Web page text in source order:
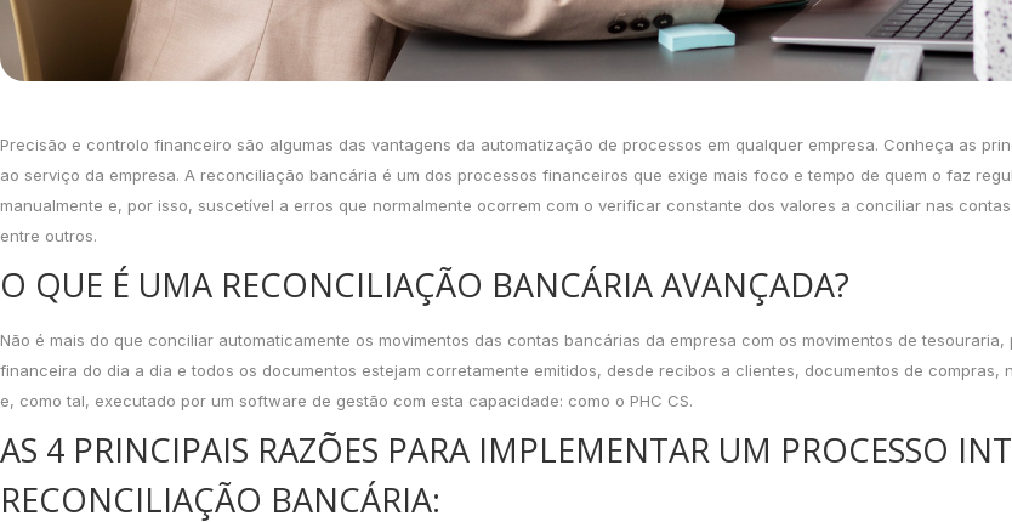
Precisão e controlo financeiro são algumas das vantagens da automatização de processos em qualquer empresa. Conheça as
ao serviço da empresa. A reconciliação bancária é um dos processos financeiros que exige mais foco e tempo de quem o faz
manualmente e, por isso, suscetível a erros que normalmente ocorrem com o verificar constante dos valores a conciliar nas
entre outros.
O QUE É UMA RECONCILIAÇÃO BANCÁRIA AVANÇADA?
Não é mais do que conciliar automaticamente os movimentos das contas bancárias da empresa com os movimentos de
financeira do dia a dia e todos os documentos estejam corretamente emitidos, desde recibos a clientes, documentos de compras,
e, como tal, executado por um software de gestão com esta capacidade: como o PHC CS.
AS 4 PRINCIPAIS RAZÕES PARA IMPLEMENTAR UM PROCESSO
RECONCILIAÇÃO BANCÁRIA: